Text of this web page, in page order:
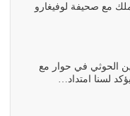
عن كتاب الله والتعدي
الله وعن هدى الله
مع صحيفة لوفيغارو
الحوثي في حوار مع
لسنا امتداد…